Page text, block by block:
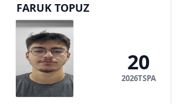
FARUK TOPUZ
20
2026TSPA